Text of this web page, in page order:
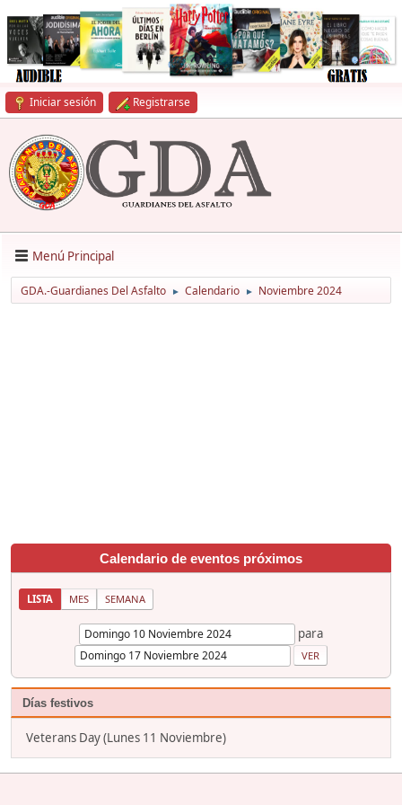
Iniciar sesión Registrarse
Menú Principal
GDA.-Guardianes Del Asfalto ► Calendario ► Noviembre 2024
Calendario de eventos próximos
LISTA MES SEMANA
para
Días festivos
Veterans Day (Lunes 11 Noviembre)